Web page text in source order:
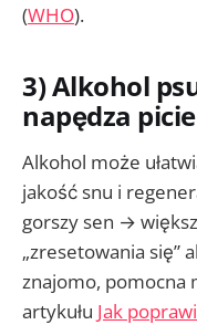
(WHO).
3) Alkohol
napędza picie
Alkohol może
jakość snu i
gorszy sen →
„zresetowania się”
znajomo, pomocna
artykułu Jak